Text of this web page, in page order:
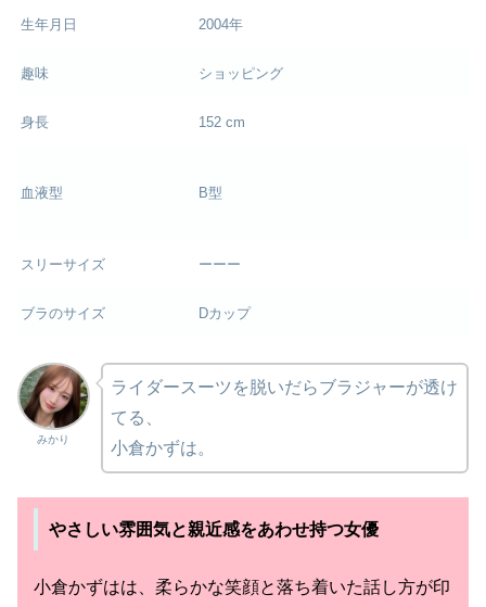
生年月日 2004年
趣味 ショッピング
身長 152 cm
血液型 B型
スリーサイズ ーーー
ブラのサイズ Dカップ
みかり
ライダースーツを脱いだらブラジャーが透け
てる、
小倉かずは。
やさしい雰囲気と親近感をあわせ持つ女優
小倉かずはは、柔らかな笑顔と落ち着いた話し方が印